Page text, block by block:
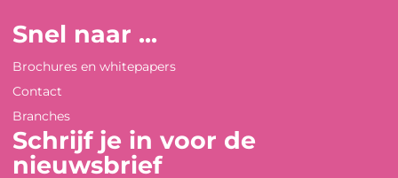
Snel naar ...
Brochures en whitepapers
Contact
Branches
Schrijf je in voor de
nieuwsbrief